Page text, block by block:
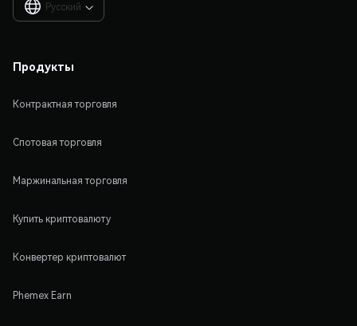
Русский 
Продукты
Контрактная торговля
Спотовая торговля
Маржинальная торговля
Купить криптовалюту
Конвертер криптовалют
Phemex Earn